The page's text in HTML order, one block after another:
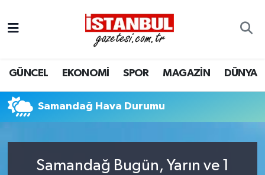
GÜNCEL EKONOMİ SPOR MAGAZİN DÜNYA
Samandağ Hava Durumu
Samandağ Bugün, Yarın ve 1
EKONOMİ
İSTANBUL
SPOR
Nöbetçi Eczaneler
Hava Durumu
Trafik Durumu
Tüm Manşetler